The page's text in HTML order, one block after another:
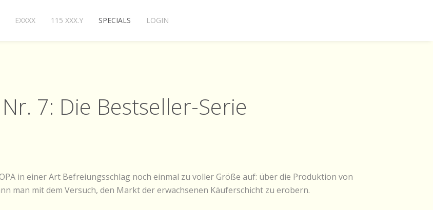
EXXXX 115 XXX.Y SPECIALS LOGIN
7: Die Bestseller-Serie
in einer Art Befreiungsschlag noch einmal zu voller Größe auf: über die Produktion von
man mit dem Versuch, den Markt der erwachsenen Käuferschicht zu erobern.